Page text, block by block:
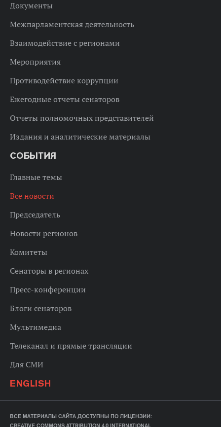
Документы
Межпарламентская деятельность
Взаимодействие с регионами
Мероприятия
Противодействие коррупции
Ежегодные отчеты сенаторов
Отчеты полномочных представителей
Издания и аналитические материалы
СОБЫТИЯ
Главные темы
Все новости
Председатель
Новости регионов
Комитеты
Сенаторы в регионах
Пресс-конференции
Блоги сенаторов
Мультимедиа
Телеканал и прямые трансляции
Для СМИ
ENGLISH
ВСЕ МАТЕРИАЛЫ САЙТА ДОСТУПНЫ ПО ЛИЦЕНЗИИ:
CREATIVE COMMONS ATTRIBUTION 4.0 INTERNATIONAL